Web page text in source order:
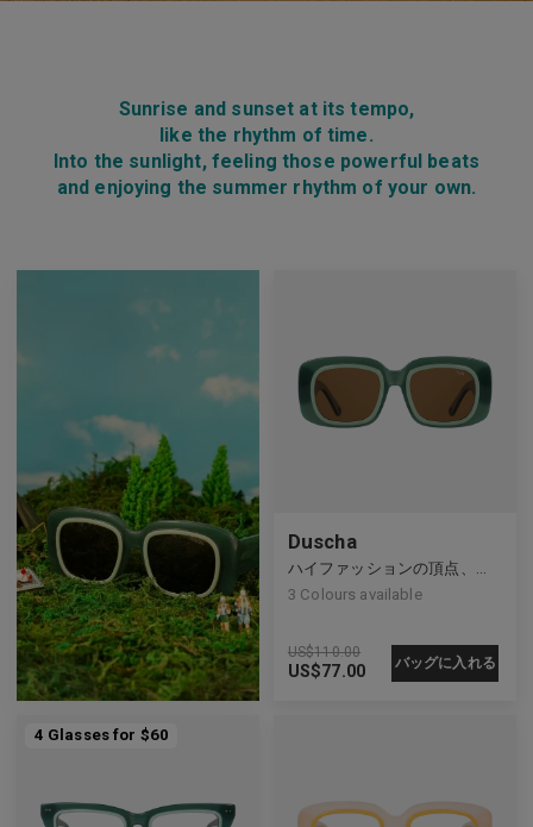
Sunrise and sunset at its tempo,
like the rhythm of time.
Into the sunlight, feeling those powerful beats
and enjoying the summer rhythm of your own.
Duscha
3 Colours available
US$110.00
US$77.00 バッグに入れる
4 Glasses for $60